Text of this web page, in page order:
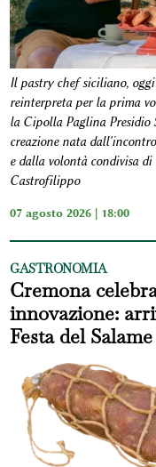
Il pastry chef siciliano,
reinterpreta per la prima
la Cipolla Paglina Presidio
creazione nata
e dalla volontà condivisa
Castrofilippo
07 agosto 2026 | 18:00
GASTRONOMIA
Cremona
innovazione:
Festa del Salame